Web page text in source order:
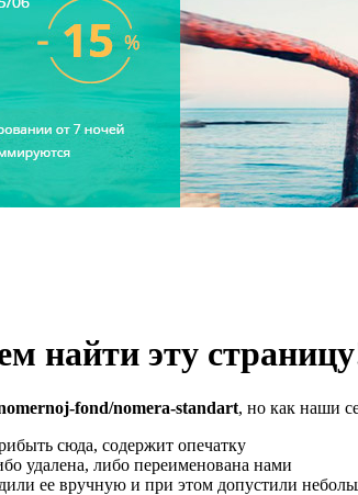
найти эту
fond/nomera-standart, но как наши
сюда, содержит опечатку
удалена, либо переименована нами
ее вручную и при этом допустили